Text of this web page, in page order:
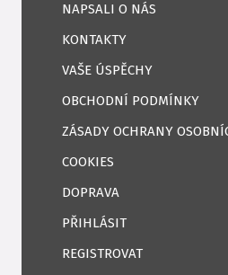
NAPSALI O NÁS
KONTAKTY
VAŠE ÚSPĚCHY
OBCHODNÍ PODMÍNKY
ZÁSADY OCHRANY
COOKIES
DOPRAVA
PŘIHLÁSIT
REGISTROVAT